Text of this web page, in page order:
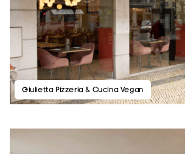
Giulietta Pizzeria & Cucina Vegan